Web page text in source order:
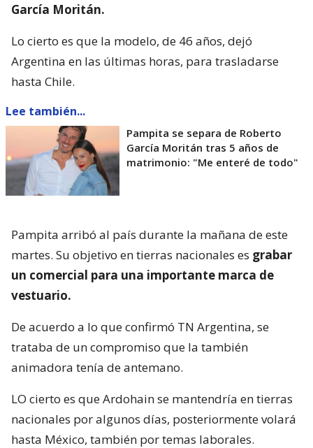
García Moritán.
Lo cierto es que la modelo, de 46 años, dejó
Argentina en las últimas horas, para trasladarse
hasta Chile.
Lee también...
Pampita se separa de Roberto
García Moritán tras 5 años de
matrimonio: "Me enteré de todo"
Pampita arribó al país durante la mañana de este
martes. Su objetivo en tierras nacionales es grabar
un comercial para una importante marca de
vestuario.
De acuerdo a lo que confirmó TN Argentina, se
trataba de un compromiso que la también
animadora tenía de antemano.
LO cierto es que Ardohain se mantendría en tierras
nacionales por algunos días, posteriormente volará
hasta México, también por temas laborales.